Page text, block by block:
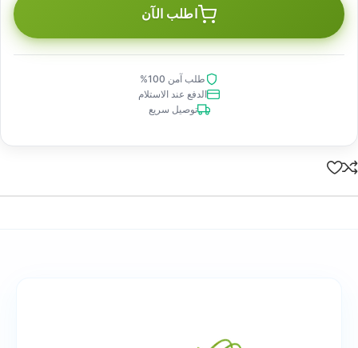
اطلب الآن
طلب آمن 100%
الدفع عند الاستلام
توصيل سريع